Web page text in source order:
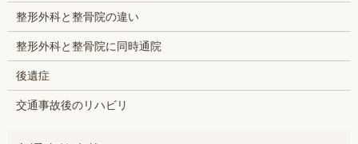
整形外科と整骨院の違い
整形外科と整骨院に同時通院
後遺症
交通事故後のリハビリ